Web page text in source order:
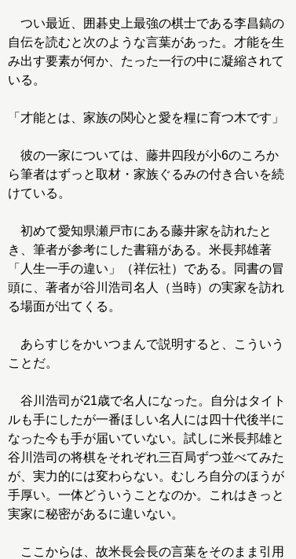
つい最近、囲碁史上最強の棋士である李昌鎬の
自伝を読むと次のような言葉があった。才能を生
み出す要素が何か、たった一行の中に凝縮されて
いる。
「才能とは、家族の関心と愛を糧に育つ木です」
彼の一家については、藤井四段が小6のころか
ら筆者はずっと取材・家族ぐるみの付き合いを続
けている。
初めて愛知県瀬戸市にある藤井家を訪れたと
き、筆者が参考にした書籍がある。米長邦雄著
「人生一手の違い」（祥伝社）である。同書の冒
頭に、著者が谷川浩司名人（当時）の実家を訪れ
る場面が出てくる。
あらすじをかいつまんで説明すると、こういう
ことだ。
谷川浩司が21歳で名人になった。自分はタイト
ルも手にしたが一番ほしい名人には四十代後半に
なった今も手が届いていない。試しに米長邦雄と
谷川浩司の将棋をそれぞれ三百局ずつ並べてみた
が、実力的には変わらない。むしろ自分のほうが
手厚い。一体どういうことなのか。これはきっと
実家に秘密があるに違いない。
ここからは、故米長会長の言葉をそのまま引用